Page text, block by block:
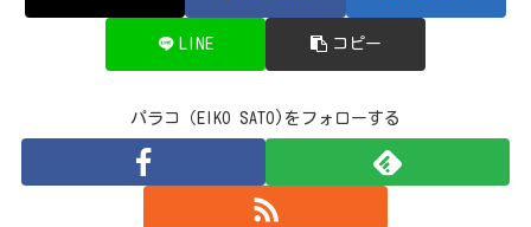
LINE コピー
パラコ（EIKO SATO)をフォローする